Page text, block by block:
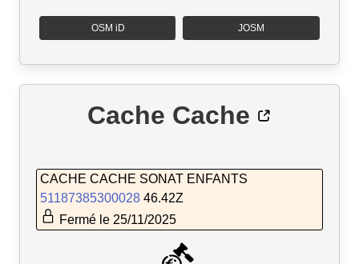
OSM iD JOSM
Cache Cache
CACHE CACHE SONAT ENFANTS
51187385300028 46.42Z
Fermé le 25/11/2025